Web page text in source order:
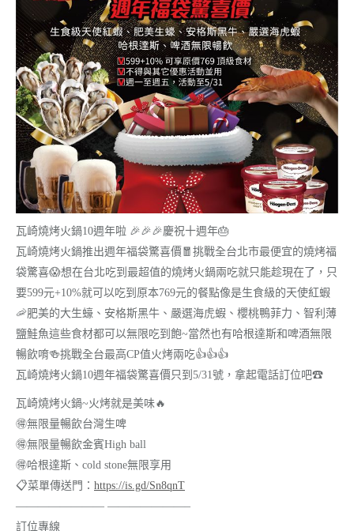
瓦崎燒烤火鍋10週年啦 🎉🎉🎉慶祝十週年🎂
瓦崎燒烤火鍋推出週年福袋驚喜價 🧧 挑戰全台北市最便宜的燒烤福
袋驚喜😱想在台北吃到最超值的燒烤火鍋兩吃就只能趁現在了，只
要599元+10%就可以吃到原本769元的餐點像是生食級的天使紅蝦
🦐肥美的大生蠔、安格斯黑牛、嚴選海虎蝦、櫻桃鴨菲力、智利薄
鹽鮭魚這些食材都可以無限吃到飽~當然也有哈根達斯和啤酒無限
暢飲唷🍻挑戰全台最高CP值火烤兩吃👍👍👍
瓦崎燒烤火鍋10週年福袋驚喜價只到5/31號，拿起電話訂位吧☎
瓦崎燒烤火鍋~火烤就是美味🔥
🉐無限量暢飲台灣生啤
🉐無限量暢飲金賓High ball
🉐哈根達斯、cold stone無限享用
📋菜單傳送門： https://is.gd/Sn8qnT
———————— ———————–
訂位專線